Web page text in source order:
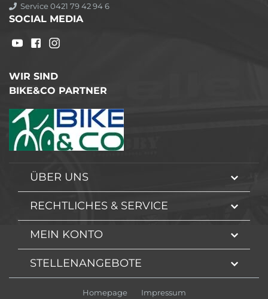
Service 0421 79 42 94 6
SOCIAL MEDIA
WIR SIND
BIKE&CO PARTNER
ÜBER UNS
RECHTLICHES & SERVICE
MEIN KONTO
STELLENANGEBOTE
Homepage Impressum